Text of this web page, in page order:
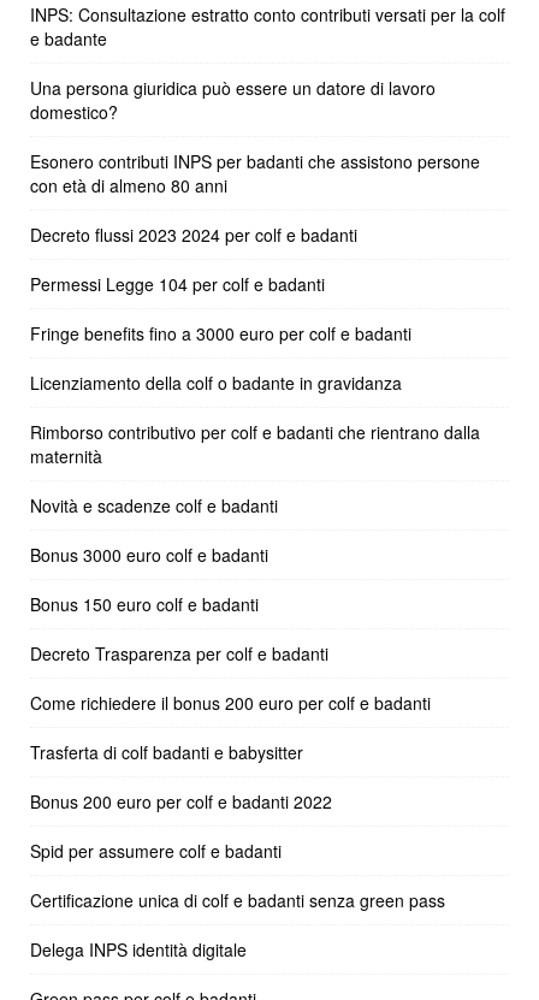
INPS: Consultazione estratto conto contributi versati per la colf
e badante
Una persona giuridica può essere un datore di lavoro
domestico?
Esonero contributi INPS per badanti che assistono persone
con età di almeno 80 anni
Decreto flussi 2023 2024 per colf e badanti
Permessi Legge 104 per colf e badanti
Fringe benefits fino a 3000 euro per colf e badanti
Licenziamento della colf o badante in gravidanza
Rimborso contributivo per colf e badanti che rientrano dalla
maternità
Novità e scadenze colf e badanti
Bonus 3000 euro colf e badanti
Bonus 150 euro colf e badanti
Decreto Trasparenza per colf e badanti
Come richiedere il bonus 200 euro per colf e badanti
Trasferta di colf badanti e babysitter
Bonus 200 euro per colf e badanti 2022
Spid per assumere colf e badanti
Certificazione unica di colf e badanti senza green pass
Delega INPS identità digitale